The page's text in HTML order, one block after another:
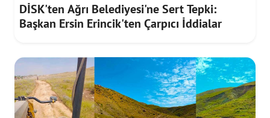
DİSK'ten Ağrı Belediyesi'ne Sert Tepki:
Başkan Ersin Erincik'ten Çarpıcı İddialar